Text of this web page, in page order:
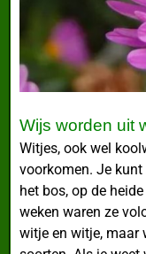
Wijs worden uit
Witjes, ook wel
voorkomen. Je
het bos, op de
weken waren ze
witje en witje, maar